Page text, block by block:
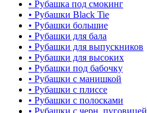
• Рубашка под смокинг
• Рубашки Black Tie
• Рубашки большие
• Рубашки для бала
• Рубашки для выпускников
• Рубашки для высоких
• Рубашки под бабочку
• Рубашки с манишкой
• Рубашки с плиссе
• Рубашки с полосками
• Рубашки с черн. пуговицей